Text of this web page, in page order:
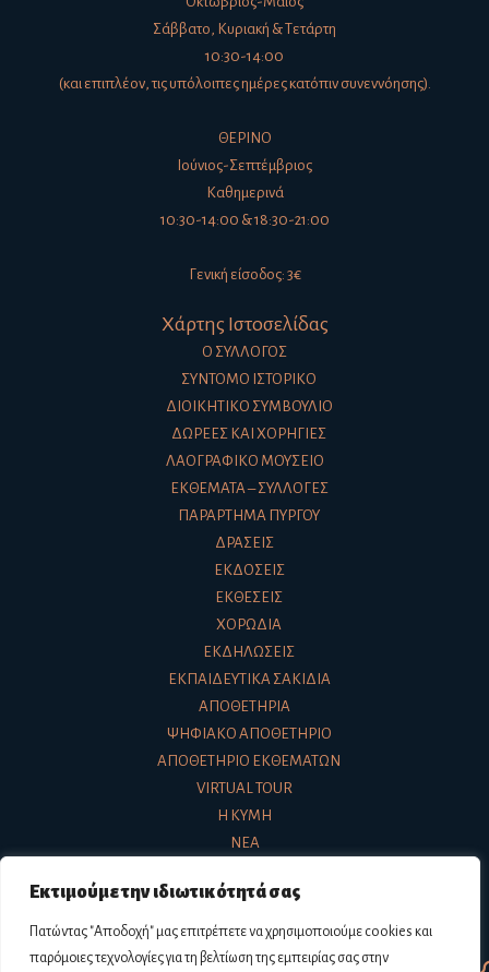
Εκτιμούμε την ιδιωτικότητά σας
Πατώντας "Αποδοχή" μας επιτρέπετε να χρησιμοποιούμε cookies και
παρόμοιες τεχνολογίες για τη βελτίωση της εμπειρίας σας στην
Σάββατο, Κυριακή & Τετάρτη
10:30-14:00
(και επιπλέον, τις υπόλοιπες ημέρες κατόπιν συνεννόησης).
ΘΕΡΙΝΟ
Ιούνιος-Σεπτέμβριος
Καθημερινά
10:30-14:00 & 18:30-21:00
Γενική είσοδος: 3€
Χάρτης Ιστοσελίδας
Ο ΣΎΛΛΟΓΟΣ
ΣΎΝΤΟΜΟ ΙΣΤΟΡΙΚΌ
ΔΙΟΙΚΗΤΙΚΌ ΣΥΜΒΟΎΛΙΟ
ΔΩΡΕΈΣ ΚΑΙ ΧΟΡΗΓΊΕΣ
ΛΑΟΓΡΑΦΙΚΌ ΜΟΥΣΕΊΟ
ΕΚΘΈΜΑΤΑ – ΣΥΛΛΟΓΈΣ
ΠΑΡΆΡΤΗΜΑ ΠΎΡΓΟΥ
ΔΡΆΣΕΙΣ
ΕΚΔΌΣΕΙΣ
ΕΚΘΈΣΕΙΣ
ΧΟΡΩΔΊΑ
ΕΚΔΗΛΏΣΕΙΣ
ΕΚΠΑΙΔΕΥΤΙΚΆ ΣΑΚΊΔΙΑ
ΑΠΟΘΕΤΉΡΙΑ
ΨΗΦΙΑΚΌ ΑΠΟΘΕΤΉΡΙΟ
ΑΠΟΘΕΤΉΡΙΟ ΕΚΘΕΜΆΤΩΝ
VIRTUAL TOUR
Η ΚΎΜΗ
ΝΈΑ